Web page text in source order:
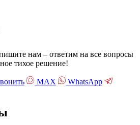
нам – ответим на все вопросы
тихое решение!
МАХ
WhatsApp